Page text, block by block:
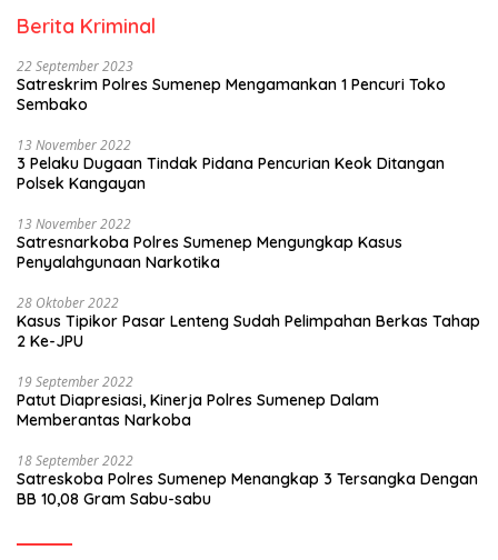
Berita Kriminal
22 September 2023
Satreskrim Polres Sumenep Mengamankan 1 Pencuri Toko
Sembako
13 November 2022
3 Pelaku Dugaan Tindak Pidana Pencurian Keok Ditangan
Polsek Kangayan
13 November 2022
Satresnarkoba Polres Sumenep Mengungkap Kasus
Penyalahgunaan Narkotika
28 Oktober 2022
Kasus Tipikor Pasar Lenteng Sudah Pelimpahan Berkas Tahap
2 Ke-JPU
19 September 2022
Patut Diapresiasi, Kinerja Polres Sumenep Dalam
Memberantas Narkoba
18 September 2022
Satreskoba Polres Sumenep Menangkap 3 Tersangka Dengan
BB 10,08 Gram Sabu-sabu